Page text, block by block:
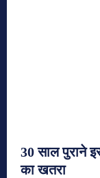
30 साल पुराने
का खतरा